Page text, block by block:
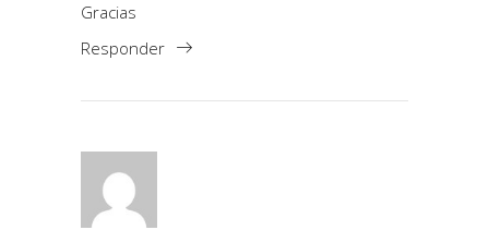
Gracias
Responder